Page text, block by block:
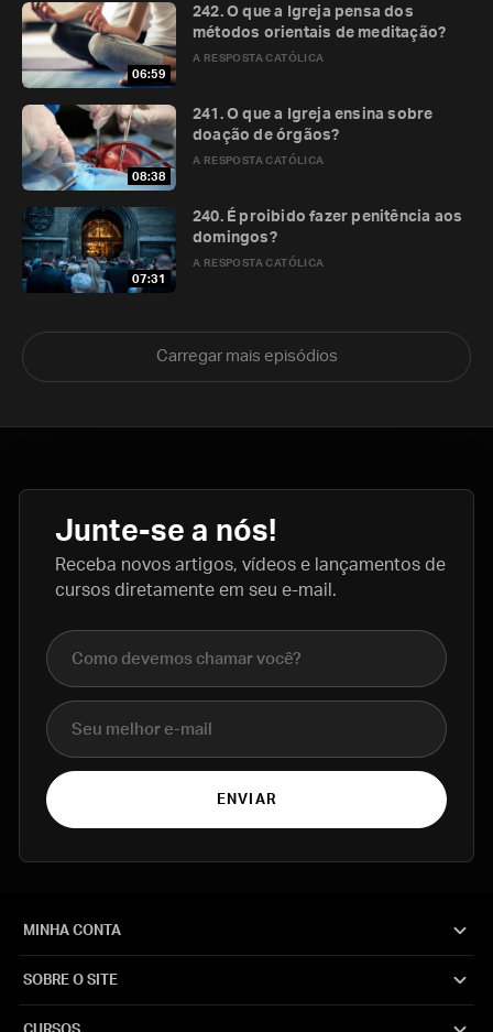
06:59
A RESPOSTA CATÓLICA
242. O que a Igreja pensa dos
métodos orientais de meditação?
08:38
A RESPOSTA CATÓLICA
241. O que a Igreja ensina sobre
doação de órgãos?
07:31
A RESPOSTA CATÓLICA
240. É proibido fazer penitência aos
domingos?
Carregar mais episódios
Junte-se a nós!
Receba novos artigos, vídeos e lançamentos de
cursos diretamente em seu e-mail.
Nome completo
E-mail
ENVIAR
MINHA CONTA
SOBRE O SITE